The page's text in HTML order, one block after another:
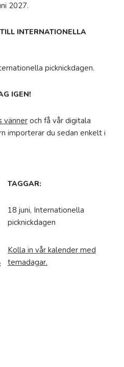
2027.
INTERNATIONELLA
picknickdagen.
IGEN!
vänner och få vår digitala
importerar du sedan enkelt i
TAGGAR:
18 juni, Internationella
picknickdagen
Kolla in vår kalender med
temadagar.